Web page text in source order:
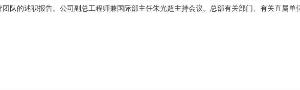
队的述职报告。公司副总工程师兼国际部主任朱光超主持会议。总部有关部门、有关直属单